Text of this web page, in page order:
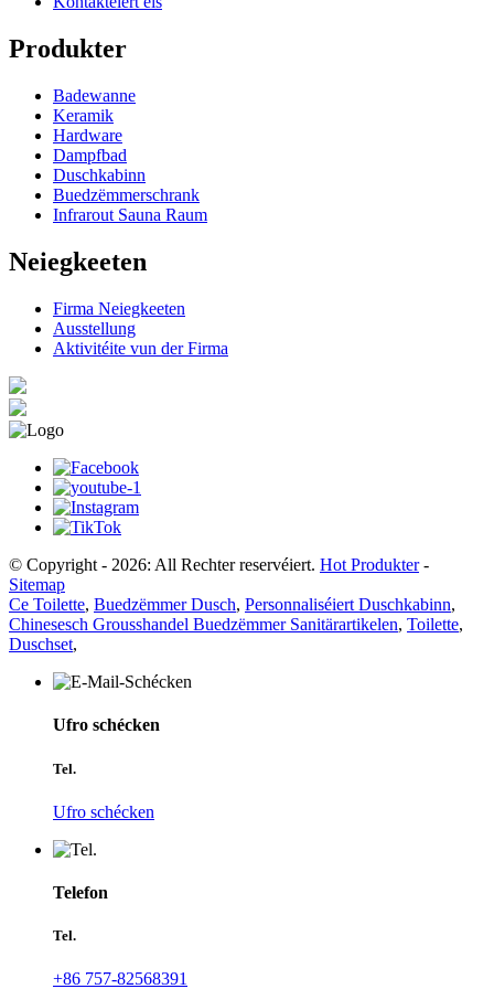
Produkter
Badewanne
Keramik
Hardware
Dampfbad
Duschkabinn
Buedzëmmerschrank
Infrarout Sauna Raum
Neiegkeeten
Firma Neiegkeeten
Ausstellung
Aktivitéite vun der Firma
© Copyright - 2026: All Rechter reservéiert. Hot Produkter-
Sitemap
Ce Toilette, Buedzëmmer Dusch, Personnaliséiert Duschkabinn,
Chinesesch Grousshandel Buedzëmmer Sanitärartikelen, Toilette,
Duschset,
Ufro schécken
Tel.
Ufro schécken
Telefon
Tel.
+86 757-82568391